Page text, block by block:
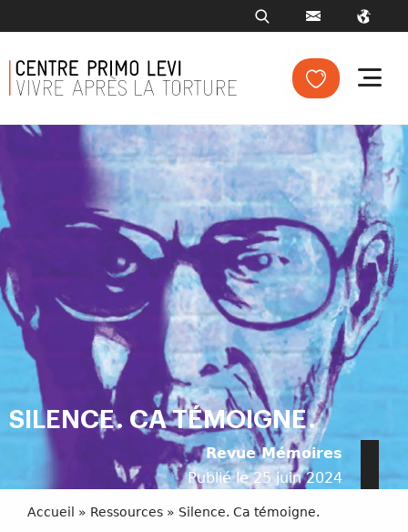
SILENCE. CA TÉMOIGNE.
Revue Mémoires
Publié le 25 juin 2024
Accueil » Ressources » Silence. Ca témoigne.